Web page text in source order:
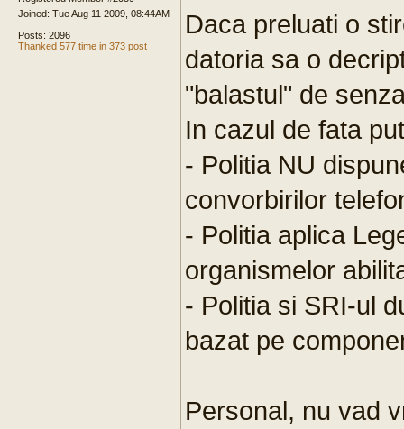
Joined: Tue Aug 11 2009, 08:44AM
Posts: 2096
Thanked 577 time in 373 post
Daca preluati o
datoria sa o
"balastul" de
In cazul de fata
- Politia NU
convorbirilor
- Politia aplica
organismelor
- Politia si SRI-ul
bazat pe
Personal, nu vad